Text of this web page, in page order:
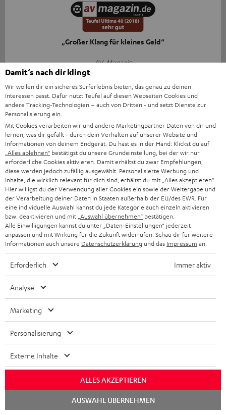
„Großer Klang für kleines Geld“
AV-Magazin
Mehr...
Zubehör
Notwendiges Zubehör
Bitte prüfe, ob benötigte Verbindungskabel im
Lieferumfang enthalten sind.
DENON DRA-900H
Receiver der Spitzenklasse mit
145 Watt pro Kanal an 6 Ohm,
USB-Playback sowie weitere
analoge und digitale
Eingänge, 6 HDMI-Eingänge
Letzter niedrigster Preis
899,‐€UVP
34,99€
Damit‘s nach dir klingt
Wir wollen dir ein sicheres Surferlebnis bieten, das genau zu deinen
Interessen passt. Dafür nutzt Teufel auf diesen Webseiten Cookies und
andere Tracking-Technologien – auch von Dritten - und setzt Dienste zur
Personalisierung ein.
Mit Cookies verarbeiten wir und andere Marketingpartner Daten von dir und
lernen, was dir gefällt - durch dein Verhalten auf unserer Website und
Informationen von deinem Endgerät. Du hast es in der Hand: Klickst du auf
„Alles ablehnen“ bestätigst du unsere Grundeinstellung, bei der wir nur
erforderliche Cookies aktivieren. Damit erhältst du zwar Empfehlungen,
diese werden jedoch zufällig ausgewählt. Personalisierte Werbung und
Inhalte, die wirklich relevant für dich sind, erhältst du mit „Alles akzeptieren“.
Hier willigst du der Verwendung aller Cookies ein sowie der Weitergabe und
der Verarbeitung deiner Daten in Staaten außerhalb der EU/des EWR. Für
eine individuelle Auswahl kannst du jede Kategorie auch einzeln aktivieren
bzw. deaktivieren und mit „Auswahl übernehmen“ bestätigen.
Alle Einwilligungen kannst du unter „Daten-Einstellungen“ jederzeit
anpassen und mit Wirkung für die Zukunft widerrufen. Schau dir für weitere
Informationen auch unsere Datenschutzerklärung und das Impressum an.
Erforderlich Immer aktiv
Analyse
Marketing
Personalisierung
Externe Inhalte
ALLES AKZEPTIEREN
AUSWAHL ÜBERNEHMEN